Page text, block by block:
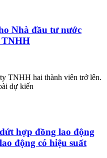
Nhà đầu tư nước
TNHH
TNHH hai thành viên trở lên.
dự kiến
hợp đồng lao động
động có hiệu suất